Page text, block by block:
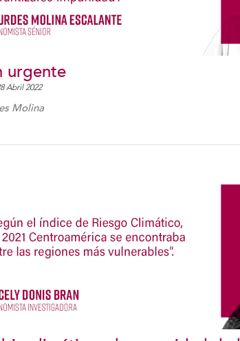
urgente
Abril 2022
Molina